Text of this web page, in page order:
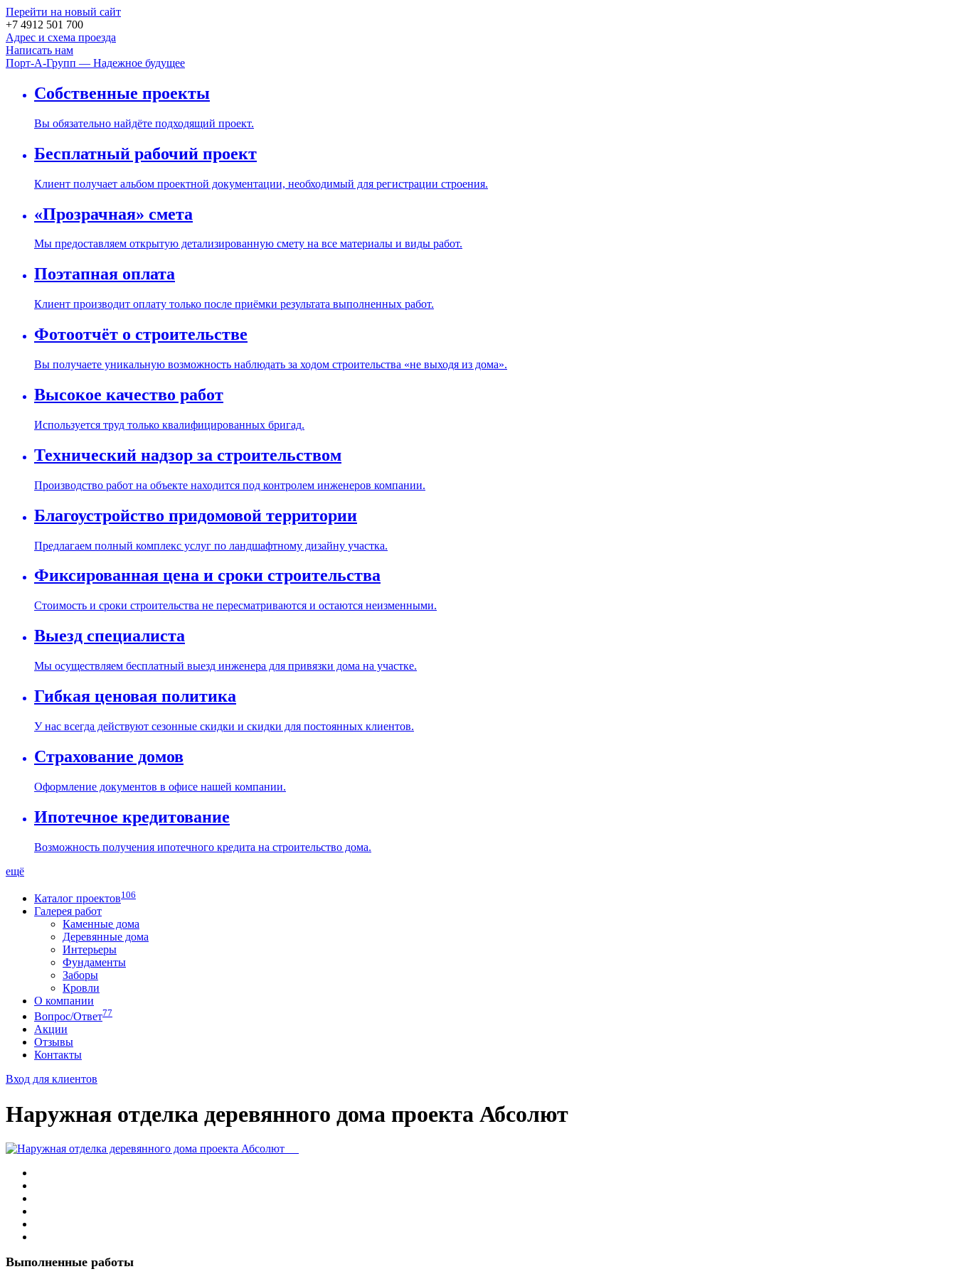
Перейти на новый сайт
+7 4912 501 700
Адрес и схема проезда
Написать нам
Порт-А-Групп — Надежное будущее
Собственные проекты
Вы обязательно найдёте подходящий проект.
Бесплатный рабочий проект
Клиент получает альбом проектной документации, необходимый для регистрации строения.
«Прозрачная» смета
Мы предоставляем открытую детализированную смету на все материалы и виды работ.
Поэтапная оплата
Клиент производит оплату только после приёмки результата выполненных работ.
Фотоотчёт о строительстве
Вы получаете уникальную возможность наблюдать за ходом строительства «не выходя из дома».
Высокое качество работ
Используется труд только квалифицированных бригад.
Технический надзор за строительством
Производство работ на объекте находится под контролем инженеров компании.
Благоустройство придомовой территории
Предлагаем полный комплекс услуг по ландшафтному дизайну участка.
Фиксированная цена и сроки строительства
Стоимость и сроки строительства не пересматриваются и остаются неизменными.
Выезд специалиста
Мы осуществляем бесплатный выезд инженера для привязки дома на участке.
Гибкая ценовая политика
У нас всегда действуют сезонные скидки и скидки для постоянных клиентов.
Страхование домов
Оформление документов в офисе нашей компании.
Ипотечное кредитование
Возможность получения ипотечного кредита на строительство дома.
ещё
Каталог проектов106
Галерея работ
Каменные дома
Деревянные дома
Интерьеры
Фундаменты
Заборы
Кровли
О компании
Вопрос/Ответ77
Акции
Отзывы
Контакты
Вход для клиентов
Наружная отделка деревянного дома проекта Абсолют
Выполненные работы